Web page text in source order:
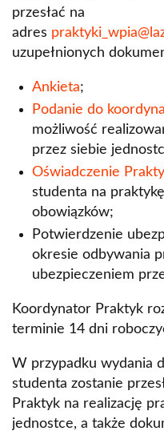
przesłać na
adres
uzupełnionych
Ankieta;
Podanie do
możliwość
przez siebie
Oświadczenie
studenta na
obowiązków;
Potwierdzenie
okresie odbywania
ubezpieczeniem
Koordynator Praktyk
terminie 14 dni
W przypadku wydania
studenta zostanie
Praktyk na realizację
jednostce, a także
Praktyka
Uznanie pracy
Łazarskiego
Praktyka w ramach
Studencka Poradnia
Kontakt - Wydz.
Władze